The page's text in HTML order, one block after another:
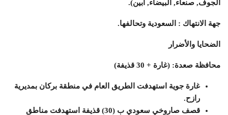
الجوف, صنعاء, البيضاء, ابين).
جهة الانتهاك : السعودية وتحالفها.
الضحايا والأضرار
محافظة صعدة: (غارة + 30 قذيفة)
غارة جوية استهدفت الطريق العام في منطقة بركان بمديرية
رازح.
قصف صاروخي سعودي ب (30) قذيفة استهدفت مناطق